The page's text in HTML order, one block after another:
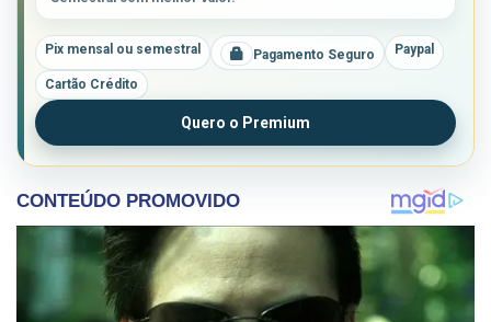
Pix mensal ou semestral Pagamento Seguro Paypal
Cartão Crédito
Quero o Premium